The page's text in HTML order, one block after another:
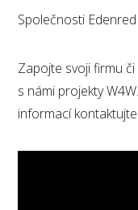
Společnosti
Zapojte svoji firmu
s námi projekty
informací